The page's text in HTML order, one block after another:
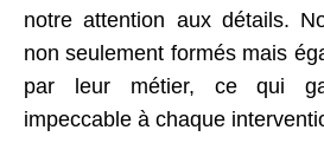
notre attention aux détails.
non seulement formés mais
par leur métier, ce qui
impeccable à chaque